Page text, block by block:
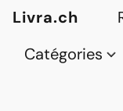
Livra.ch
Catégories